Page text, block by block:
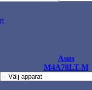
Asus
M4A78LT-M